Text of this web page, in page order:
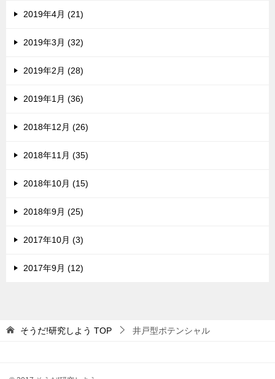
2019年4月 (21)
2019年3月 (32)
2019年2月 (28)
2019年1月 (36)
2018年12月 (26)
2018年11月 (35)
2018年10月 (15)
2018年9月 (25)
2017年10月 (3)
2017年9月 (12)
そうだ!研究しよう TOP 井戸型ポテンシャル